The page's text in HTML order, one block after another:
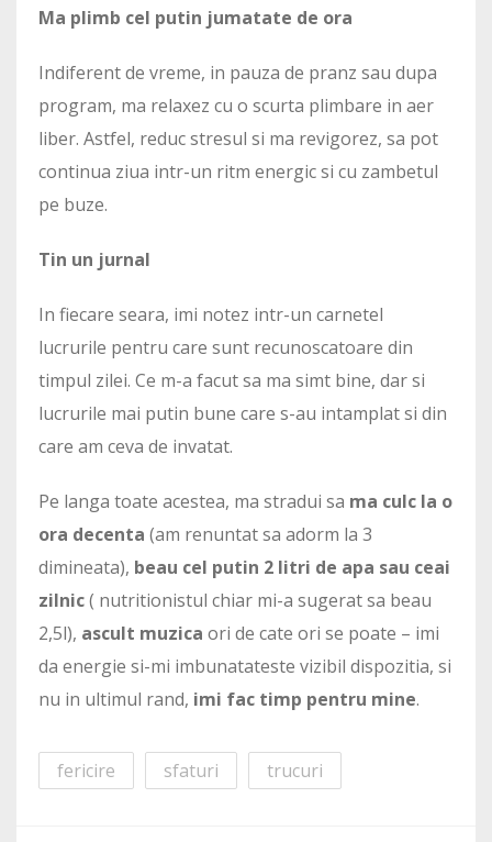
Ma plimb cel putin jumatate de ora
Indiferent de vreme, in pauza de pranz sau dupa
program, ma relaxez cu o scurta plimbare in aer
liber. Astfel, reduc stresul si ma revigorez, sa pot
continua ziua intr-un ritm energic si cu zambetul
pe buze.
Tin un jurnal
In fiecare seara, imi notez intr-un carnetel
lucrurile pentru care sunt recunoscatoare din
timpul zilei. Ce m-a facut sa ma simt bine, dar si
lucrurile mai putin bune care s-au intamplat si din
care am ceva de invatat.
Pe langa toate acestea, ma stradui sa ma culc la o
ora decenta (am renuntat sa adorm la 3
dimineata), beau cel putin 2 litri de apa sau ceai
zilnic( nutritionistul chiar mi-a sugerat sa beau
2,5l), ascult muzica ori de cate ori se poate – imi
da energie si-mi imbunatateste vizibil dispozitia, si
nu in ultimul rand, imi fac timp pentru mine.
fericire sfaturi trucuri